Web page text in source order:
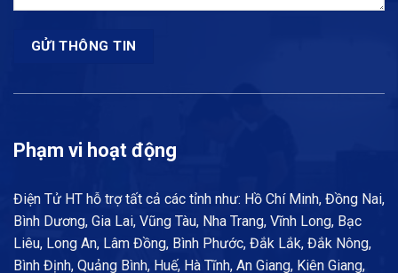
Phạm vi hoạt động
Điện Tử HT hỗ trợ tất cả các tỉnh như: Hồ Chí Minh, Đồng Nai,
Bình Dương, Gia Lai, Vũng Tàu, Nha Trang, Vĩnh Long, Bạc
Liêu, Long An, Lâm Đồng, Bình Phước, Đắk Lắk, Đắk Nông,
Bình Định, Quảng Bình, Huế, Hà Tĩnh, An Giang, Kiên Giang,